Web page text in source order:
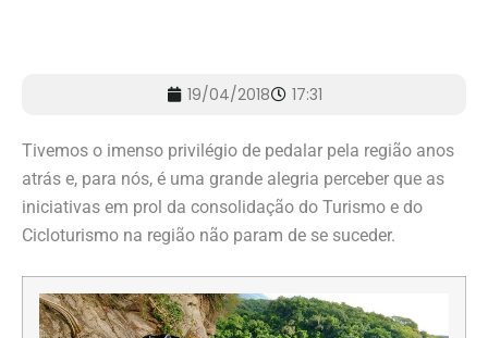
19/04/2018 17:31
Tivemos o imenso privilégio de pedalar pela região anos
atrás e, para nós, é uma grande alegria perceber que as
iniciativas em prol da consolidação do Turismo e do
Cicloturismo na região não param de se suceder.